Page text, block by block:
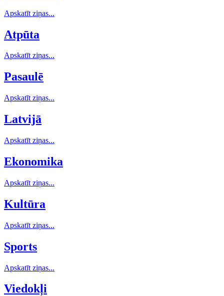
Apskatīt ziņas...
Atpūta
Apskatīt ziņas...
Pasaulē
Apskatīt ziņas...
Latvijā
Apskatīt ziņas...
Ekonomika
Apskatīt ziņas...
Kultūra
Apskatīt ziņas...
Sports
Apskatīt ziņas...
Viedokļi